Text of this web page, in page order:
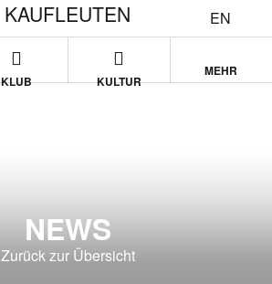
EN
KAUFLEUTEN
KLUB KULTUR
MEHR
NEWS
Zurück zur Übersicht